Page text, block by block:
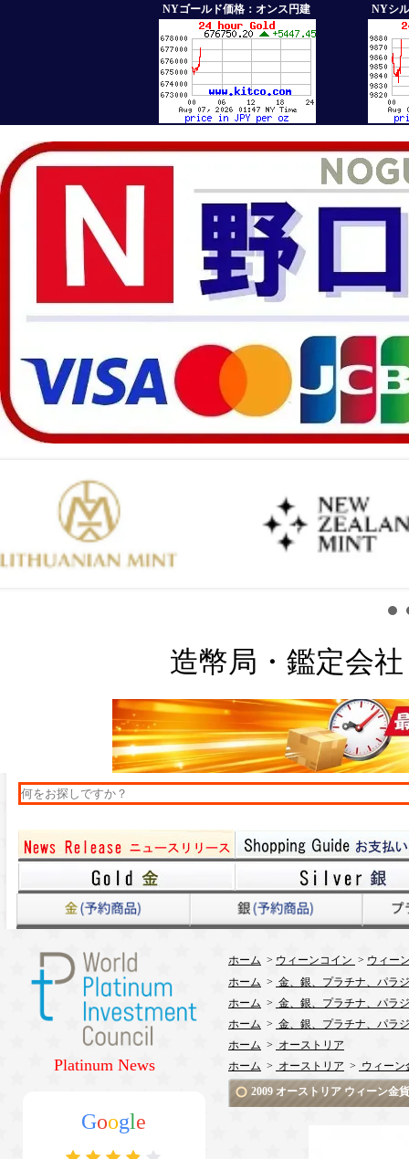
NYゴールド価格：オンス円建 NYシ
造幣局・鑑定会
Platinum News
Google
ホーム > ウィーンコイン > ウィー
ホーム > 金、銀、プラチナ、パラ
ホーム > 金、銀、プラチナ、パラ
ホーム > 金、銀、プラチナ、パラ
ホーム > オーストリア
ホーム > オーストリア > ウィーン
2009 オーストリア ウィーン金